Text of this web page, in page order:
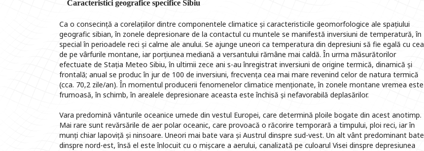
Caracteristici geografice specifice Sibiu
Ca o consecință a corelațiilor dintre componentele climatice și caracteristicile geomorfologice ale spațiului
geografic sibian, în zonele depresionare de la contactul cu muntele se manifestă inversiuni de temperatură, în
special în perioadele reci și calme ale anului. Se ajunge uneori ca temperatura din depresiuni să fie egală cu cea
de pe vârfurile montane, iar porțiunea mediană a versantului rămâne mai caldă. În urma măsurătorilor
efectuate de Stația Meteo Sibiu, în ultimii zece ani s-au înregistrat inversiuni de origine termică, dinamică și
frontală; anual se produc în jur de 100 de inversiuni, frecvența cea mai mare revenind celor de natura termică
(cca. 70,2 zile/an). În momentul producerii fenomenelor climatice menționate, în zonele montane vremea este
frumoasă, în schimb, în arealele depresionare aceasta este închisă și nefavorabilă deplasărilor.
Vara predomină vânturile oceanice umede din vestul Europei, care determină ploile bogate din acest anotimp.
Mai rare sunt revărsările de aer polar oceanic, care provoacă o răcorire temporară a timpului, ploi reci, iar în
munți chiar lapoviță și ninsoare. Uneori mai bate vara și Austrul dinspre sud-vest. Un alt vânt predominant bate
dinspre nord-est, însă el este înlocuit cu o mișcare a aerului, canalizată pe culoarul Visei dinspre depresiunea